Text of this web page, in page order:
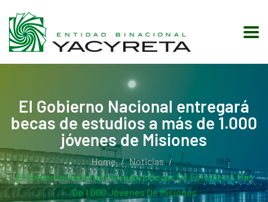
El Gobierno Nacional entregará
becas de estudios a más de 1.000
jóvenes de Misiones
Home
Noticias
El Gobierno Nacional Entregará Becas De Estudios A Más
De 1.000 Jóvenes De Misiones